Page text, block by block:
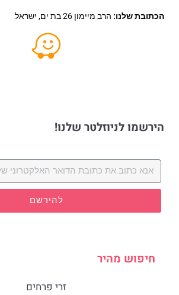
הכתובת שלנו: הרב מיימון 26 בת ים, ישראל
הירשמו לניוזלטר שלנו!
להירשם
חיפוש מהיר
זרי פרחים